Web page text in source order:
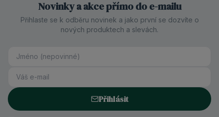
Novinky a akce přímo do e-mailu
Přihlaste se k odběru novinek a jako první se dozvíte o
nových produktech a slevách.
Přihlásit